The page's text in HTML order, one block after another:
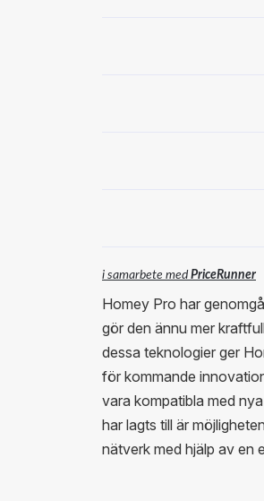
i samarbete medPriceRunner
Homey Pro har
gör den ännu mer
dessa teknologier ger
för kommande
vara kompatibla med
har lagts till är
nätverk med hjälp av en